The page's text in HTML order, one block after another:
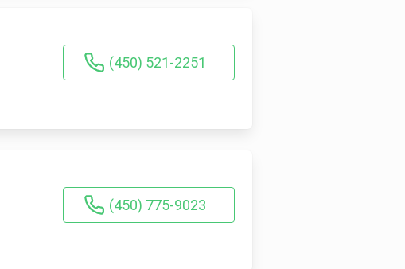
(450) 521-2251
(450) 775-9023